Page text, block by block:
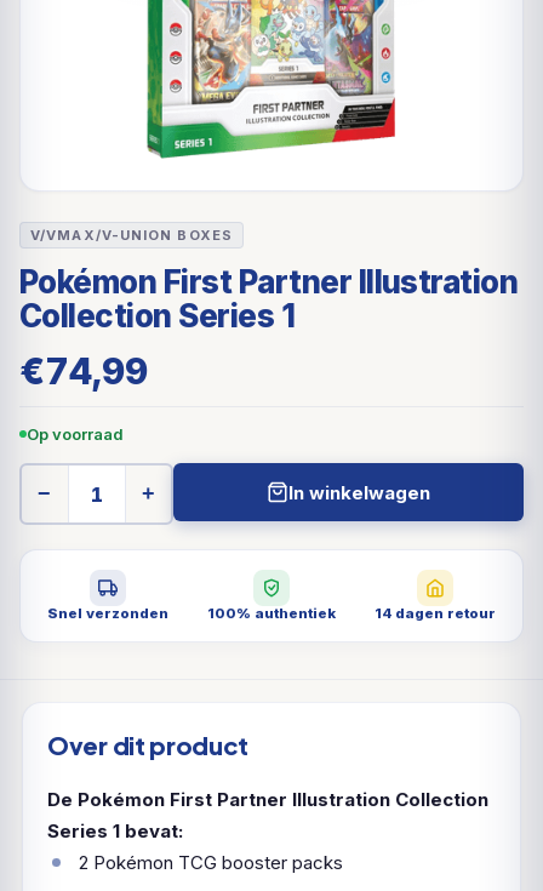
V/VMAX/V-UNION BOXES
Pokémon First Partner Illustration
Collection Series 1
€74,99
Op voorraad
− + In winkelwagen
Snel verzonden 100% authentiek 14 dagen retour
Over dit product
De Pokémon First Partner Illustration Collection
Series 1 bevat:
2 Pokémon TCG booster packs